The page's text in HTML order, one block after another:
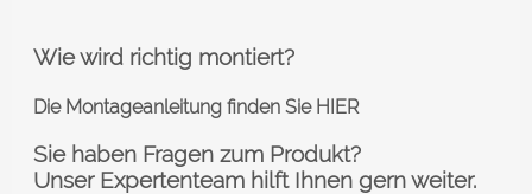
Wie wird richtig montiert?
Die Montageanleitung finden Sie HIER
Sie haben Fragen zum Produkt?
Unser Expertenteam hilft Ihnen gern weiter.